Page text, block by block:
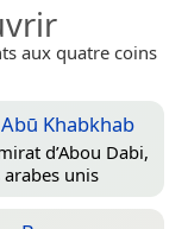
aux quatre coins
Khabkhab
d’Abou Dabi,
arabes unis